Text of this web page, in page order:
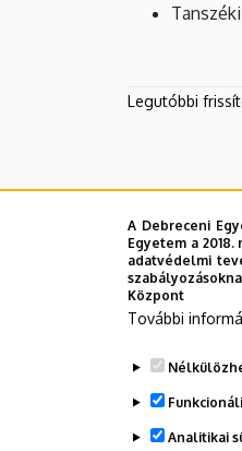
Legutóbbi
A Debreceni
Egyetem a
adatvédelmi
Központ
További
Analitikai